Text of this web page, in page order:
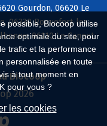
possible, Biocoop utilise
optimale du site, pour
trafic et la performance
personnalisée en toute
à tout moment en
pour vous ?
les cookies
Gourdon, 06620 Le
06330 Roquefort-les-
06110 Le Cannet
Biocoop
2026